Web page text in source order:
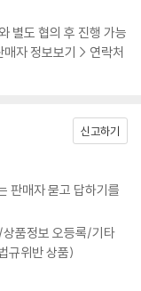
이 펭귄클래식 코리아
슨」, 「허조그」가 바로
, 네 번째, 다섯 번째 장
논할 수 없다고 여겨질
과 재치, 쥬다이즘에서
가득하다. 방대한 독서
은 세 차례나 영예로운
탕이 된다. 자서전적 사
그의 소설들은 소재가
서 읽어도 공감을 얻어
별도 협의 후 진행 가능
자 정보보기 > 연락처
신고하기
판매자 묻고 답하기를
품정보 오등록/기타
규위반 상품)